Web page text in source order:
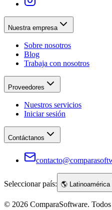
Nuestra empresa
Sobre nosotros
Blog
Trabaja con nosotros
Proveedores
Nuestros servicios
Iniciar sesión
Contáctanos
Seleccionar país: 🌎 Latinoamérica
© 2026 ComparaSoftware.